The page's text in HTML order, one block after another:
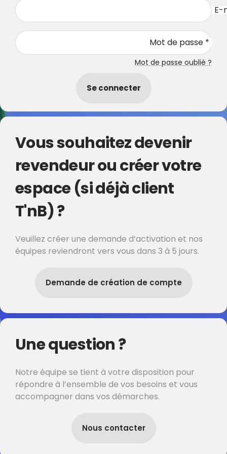
E-
Mot de passe *
Mot de passe oublié ?
Se connecter
Vous souhaitez devenir
revendeur ou créer votre
espace (si déjà client
T'nB) ?
Veuillez créer une demande d’activation et nos
équipes reviendront vers vous dans 3 à 5 jours.
Demande de création de compte
Une question ?
Notre équipe se tient à votre disposition pour
répondre à l’ensemble de vos besoins et vous
accompagner dans vos démarches.
Nous contacter